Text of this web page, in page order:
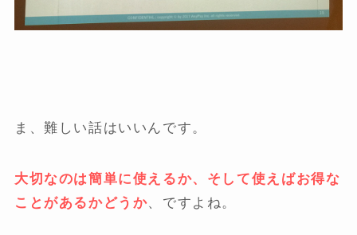
ま、難しい話はいいんです。
大切なのは簡単に使えるか、そして使えばお得な
ことがあるかどうか、ですよね。